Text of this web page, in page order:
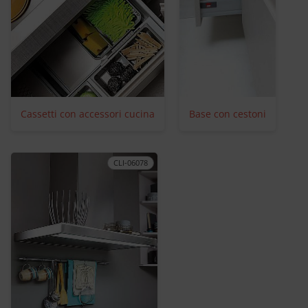
Cassetti con accessori cucina Base con cestoni
CLI-06078